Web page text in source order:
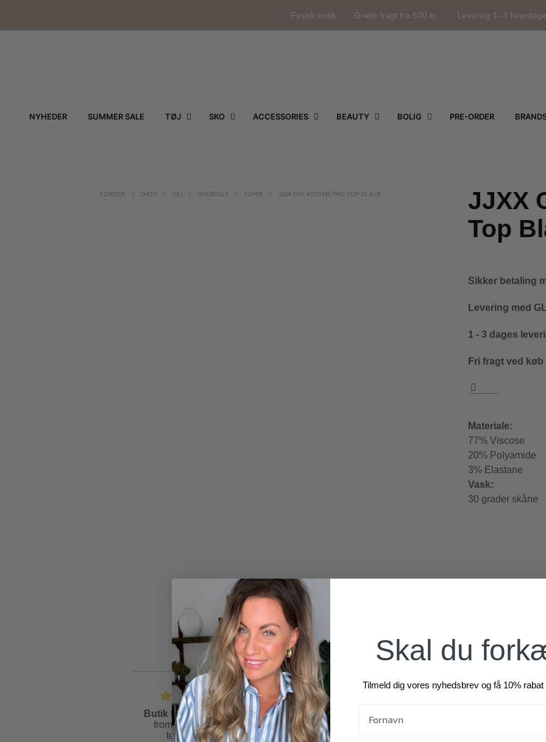
Fysisk butik Gratis fragt fra 500 kr. Levering 1–3 hverdage
NYHEDER SUMMER SALE TØJ SKO ACCESSORIES BEAUTY BOLIG PRE-ORDER
FORSIDE / SHOP / TØJ / OVERDELE / TOPPE / JJXX CAT ASSYMETRIC TOP BLACK
JJXX
Top
Sikker betaling
Levering med
1 - 3 dages
Fri fragt ved køb
Materiale:
77% Viscose
20% Polyamide
3% Elastane
Vask:
30 grader skåne
Butik Friisis rated4.6
from81reviews &
testimonials
Skal du
Tilmeld dig vores nyhedsbrev og få 10%